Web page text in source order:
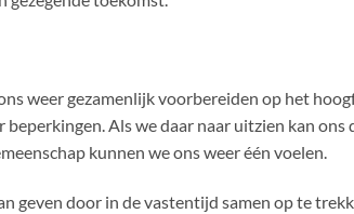
weer gezamenlijk voorbereiden op het
beperkingen. Als we daar naar uitzien kan
kunnen we ons weer één voelen.
geven door in de vastentijd samen op te